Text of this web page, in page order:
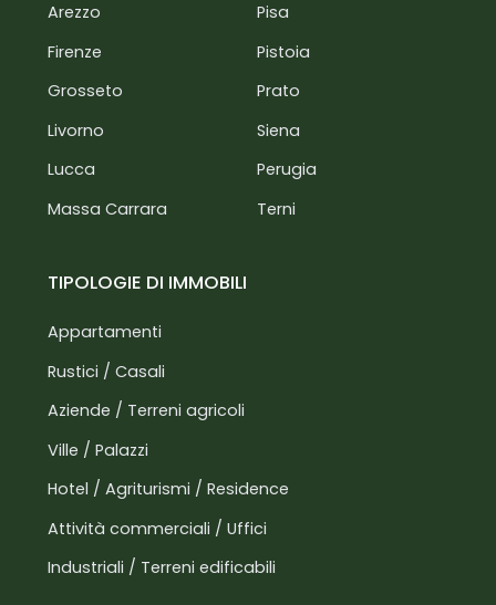
Arezzo
Firenze
Grosseto
Livorno
Lucca
Massa Carrara
Pisa
Pistoia
Prato
Siena
Perugia
Terni
TIPOLOGIE DI IMMOBILI
Appartamenti
Rustici / Casali
Aziende / Terreni agricoli
Ville / Palazzi
Hotel / Agriturismi / Residence
Attività commerciali / Uffici
Industriali / Terreni edificabili